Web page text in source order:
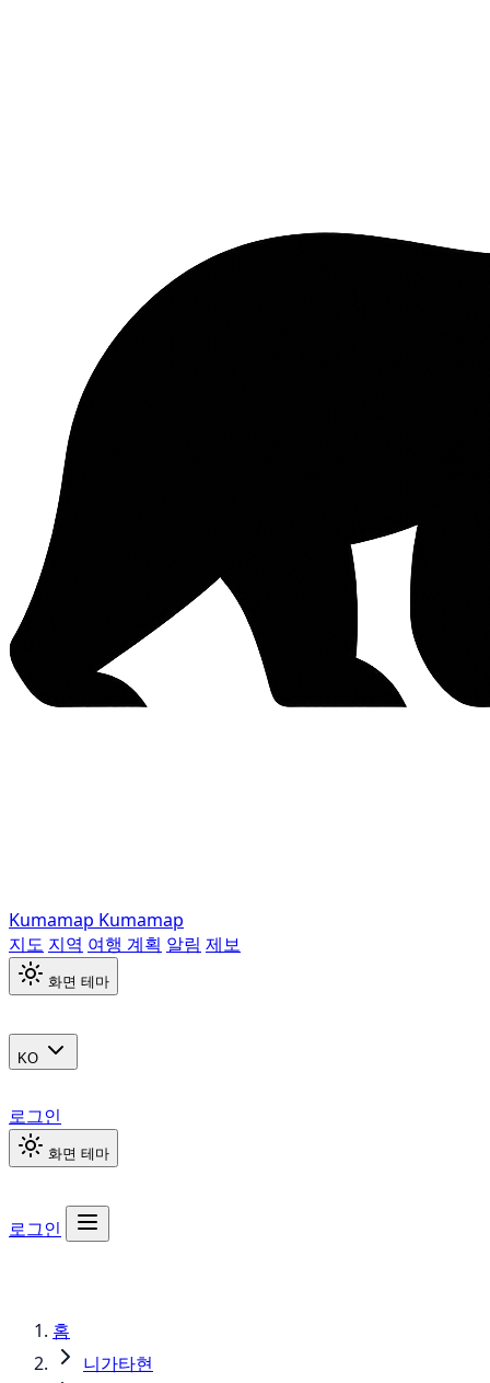
Kumamap Kumamap
지도 지역 여행 계획 알림 제보
화면 테마
KO
로그인
화면 테마
로그인
홈
니가타현